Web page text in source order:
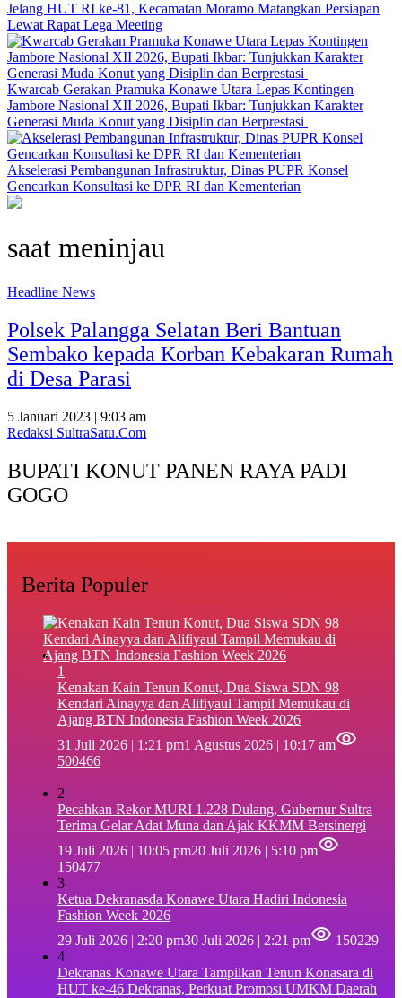
‎Jelang HUT RI ke-81, Kecamatan Moramo Matangkan Persiapan
Lewat Rapat Lega Meeting
‎Kwarcab Gerakan Pramuka Konawe Utara Lepas Kontingen
Jambore Nasional XII 2026, Bupati Ikbar: Tunjukkan Karakter
Generasi Muda Konut yang Disiplin dan Berprestasi ‎
Akselerasi Pembangunan Infrastruktur, Dinas PUPR Konsel
Gencarkan Konsultasi ke DPR RI dan Kementerian
saat meninjau
Headline News
Polsek Palangga Selatan Beri Bantuan
Sembako kepada Korban Kebakaran Rumah
di Desa Parasi
5 Januari 2023 | 9:03 am
Redaksi SultraSatu.Com
BUPATI KONUT PANEN RAYA PADI
GOGO
Berita Populer
1
‎Kenakan Kain Tenun Konut, Dua Siswa SDN 98
Kendari Ainayya dan Alifiyaul Tampil Memukau di
Ajang BTN Indonesia Fashion Week 2026
31 Juli 2026 | 1:21 pm1 Agustus 2026 | 10:17 am
500466
2
Pecahkan Rekor MURI 1.228 Dulang, Gubernur Sultra
Terima Gelar Adat Muna dan Ajak KKMM Bersinergi
19 Juli 2026 | 10:05 pm20 Juli 2026 | 5:10 pm
150477
3
Ketua Dekranasda Konawe Utara Hadiri Indonesia
Fashion Week 2026
29 Juli 2026 | 2:20 pm30 Juli 2026 | 2:21 pm
150229
4
Dekranas Konawe Utara Tampilkan Tenun Konasara di
HUT ke-46 Dekranas, Perkuat Promosi UMKM Daerah